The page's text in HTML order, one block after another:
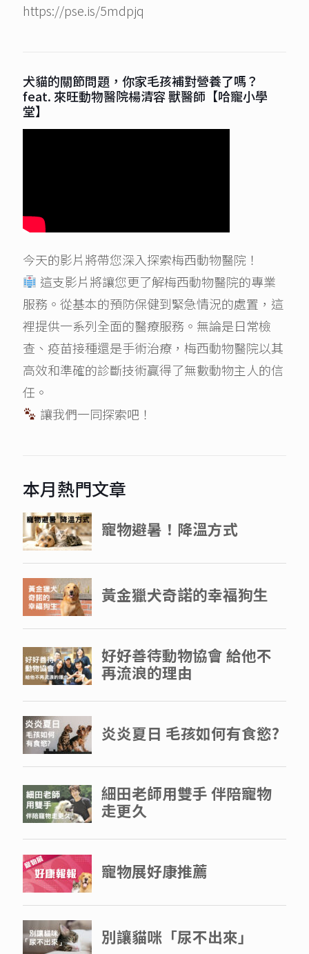
https://pse.is/5mdpjq
犬貓的關節問題，你家毛孩補對營養了嗎？
feat. 來旺動物醫院楊清容 獸醫師【哈寵小學
堂】
今天的影片將帶您深入探索梅西動物醫院！
這支影片將讓您更了解梅西動物醫院的專業
服務。從基本的預防保健到緊急情況的處置，這
裡提供一系列全面的醫療服務。無論是日常檢
查、疫苗接種還是手術治療，梅西動物醫院以其
高效和準確的診斷技術贏得了無數動物主人的信
任。
讓我們一同探索吧！
本月熱門文章